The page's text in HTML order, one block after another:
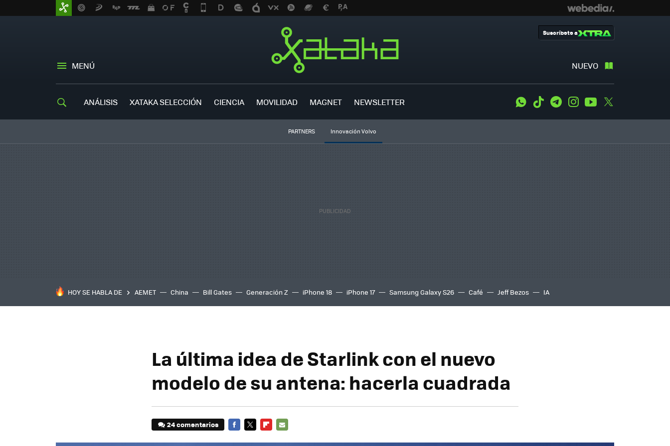
MENÚ NUEVO
Suscríbete a
ANÁLISIS XATAKA SELECCIÓN CIENCIA MOVILIDAD MAGNET NEWSLETTER WhatsApp
Tiktok TelegramInstagramYoutube
PARTNERS Innovación Volvo
HOY SE HABLA DE AEMET China Bill Gates Generación Z iPhone 18 iPhone 17 Samsung Galaxy S26 Café Jeff Bezos IA
La última idea de Starlink con el nuevo
modelo de su antena: hacerla cuadrada
24 comentarios